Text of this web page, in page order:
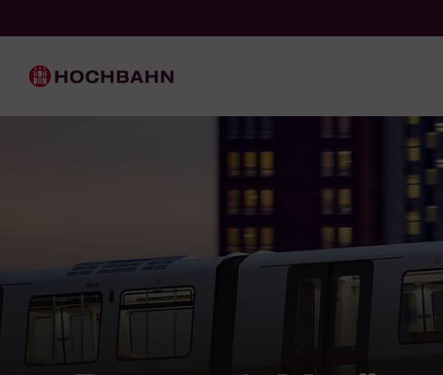
Hauptnavigation